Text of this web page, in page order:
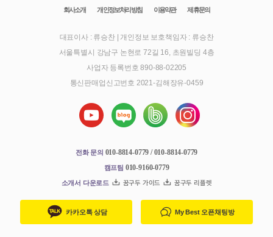
회사소개 개인정보처리방침 이용약관 제휴문의
대표이사 : 류승찬| 개인정보 보호책임자 : 류승찬
서울특별시 강남구 논현로 72길 16, 초원빌딩 4층
사업자 등록번호 890-88-02205
통신판매업신고번호 2021-김해장유-0459
전화 문의 010-8814-0779 / 010-8814-0779
캠프팀 010-9160-0779
소개서 다운로드 꿈구두 가이드 꿈구두 리플렛
카카오톡 상담 My Best 오픈채팅방